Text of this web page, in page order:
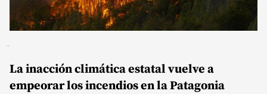
La inacción climática estatal vuelve a
empeorar los incendios en la Patagonia